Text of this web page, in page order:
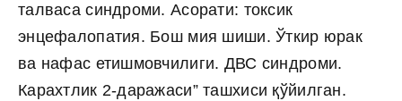
талваса синдроми. Асорати: токсик
энцефалопатия. Бош мия шиши. Ўткир юрак
ва нафас етишмовчилиги. ДВС синдроми.
Карахтлик 2-даражаси” ташхиси қўйилган.